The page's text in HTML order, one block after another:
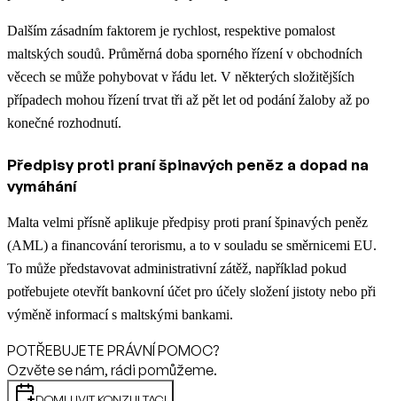
Dalším zásadním faktorem je rychlost, respektive pomalost
maltských soudů. Průměrná doba sporného řízení v obchodních
věcech se může pohybovat v řádu let. V některých složitějších
případech mohou řízení trvat tři až pět let od podání žaloby až po
konečné rozhodnutí.
Předpisy proti praní špinavých peněz a dopad na
vymáhání
Malta velmi přísně aplikuje předpisy proti praní špinavých peněz
(AML) a financování terorismu, a to v souladu se směrnicemi EU.
To může představovat administrativní zátěž, například pokud
potřebujete otevřít bankovní účet pro účely složení jistoty nebo při
výměně informací s maltskými bankami.
POTŘEBUJETE PRÁVNÍ POMOC?
Ozvěte se nám, rádi pomůžeme.